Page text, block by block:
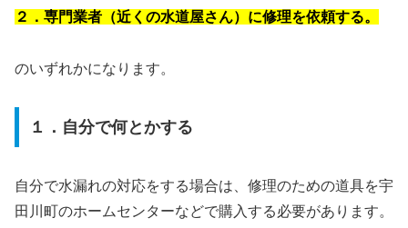
２．専門業者（近くの水道屋さん）に修理を依頼する。
のいずれかになります。
１．自分で何とかする
自分で水漏れの対応をする場合は、修理のための道具を宇
田川町のホームセンターなどで購入する必要があります。